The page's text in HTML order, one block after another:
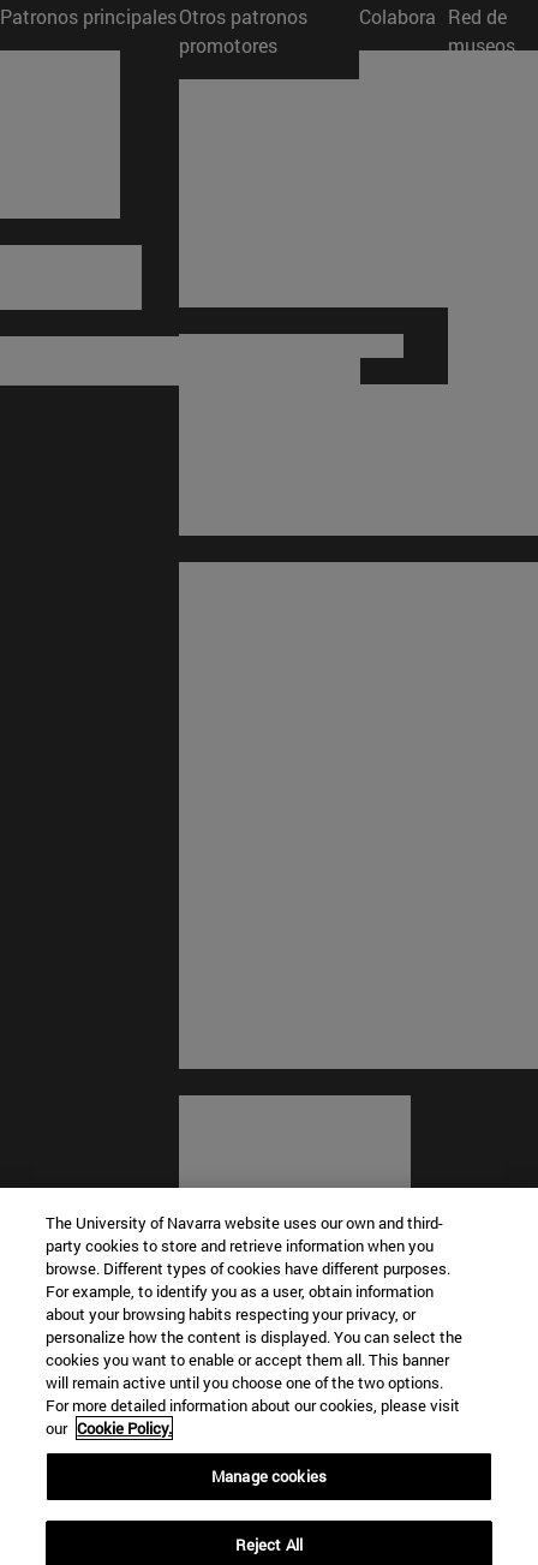
Patronos principalesOtros patronos
promotores
Colabora Red de
museos
© Universidad de Navarra
Información legal
Términos y condiciones
Accesibilidad
Configuración de cookies
Localizador de campus
Museo Universidad de Navarra
The University of Navarra website uses our own and third-
party cookies to store and retrieve information when you
browse. Different types of cookies have different purposes.
For example, to identify you as a user, obtain information
about your browsing habits respecting your privacy, or
personalize how the content is displayed. You can select the
cookies you want to enable or accept them all. This banner
will remain active until you choose one of the two options.
For more detailed information about our cookies, please visit
our Cookie Policy.
Manage cookies
Reject All